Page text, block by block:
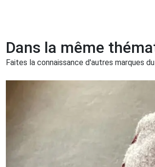
Dans la même
Faites la connaissance d'autres marques